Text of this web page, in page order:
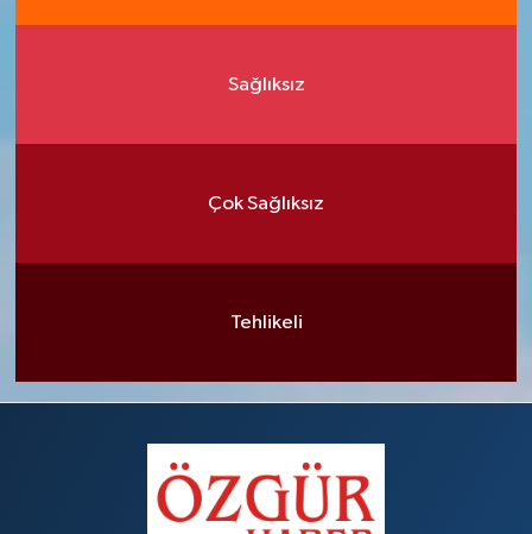
Sağlıksız
Çok Sağlıksız
Tehlikeli